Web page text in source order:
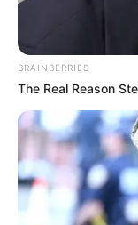
BRAINBERRIES
The Real Reason